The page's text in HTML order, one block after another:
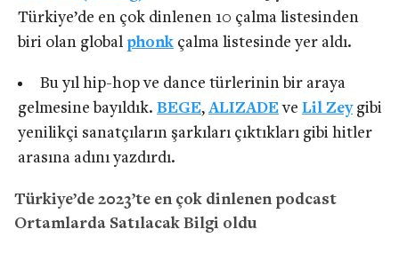
Türkiye’de en çok dinlenen 10 çalma listesinden
biri olan global phonk çalma listesinde yer aldı.
Bu yıl hip-hop ve dance türlerinin bir araya
gelmesine bayıldık. BEGE, ALIZADEve Lil Zeygibi
yenilikçi sanatçıların şarkıları çıktıkları gibi hitler
arasına adını yazdırdı.
Türkiye’de 2023’te en çok dinlenen podcast
Ortamlarda Satılacak Bilgi oldu